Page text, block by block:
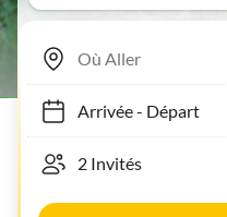
Arrivée- Départ